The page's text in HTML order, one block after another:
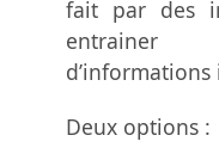
fait par des
entrainer
d’informations
Deux options :